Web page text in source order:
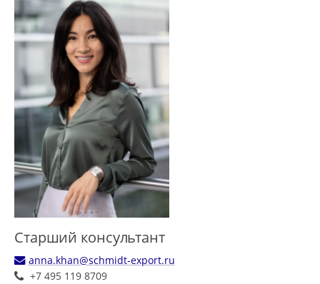
Старший консультант
anna.khan@schmidt-export.ru
+7 495 119 8709